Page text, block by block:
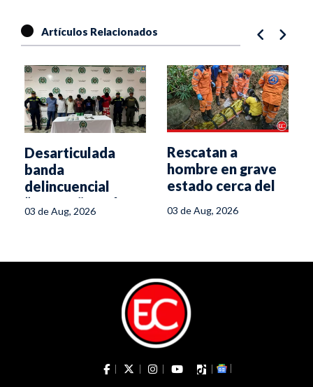
Artículos Relacionados
Desarticulada
banda
delincuencial
“Cronos” en el
centro de Ibagué
03 de Aug, 2026
Rescatan a
hombre en grave
estado cerca del
Cartagena, en
03 de Aug, 2026